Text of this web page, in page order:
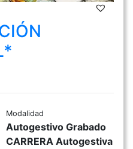
Modalidad
Autogestivo Grabado
CARRERA Autogestiva